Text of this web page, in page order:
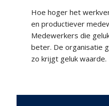
Hoe hoger het
en productiever
Medewerkers die
beter. De organisatie
zo krijgt geluk waarde.